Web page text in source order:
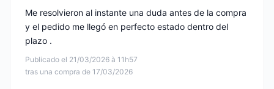
Publicado el 21/03/2026 à 11h57
tras una compra de 17/03/2026
Me resolvieron al instante una duda antes de la compra
y el pedido me llegó en perfecto estado dentro del
plazo .